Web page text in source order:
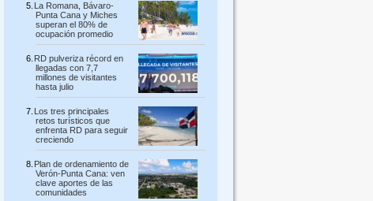
La Romana, Bávaro-
Punta Cana y Miches
superan el 80% de
ocupación promedio
RD pulveriza récord en
llegadas con 7,7
millones de visitantes
hasta julio
Los tres principales
retos turísticos que
enfrenta RD para seguir
creciendo
Plan de ordenamiento de
Verón-Punta Cana: ven
clave aportes de las
comunidades